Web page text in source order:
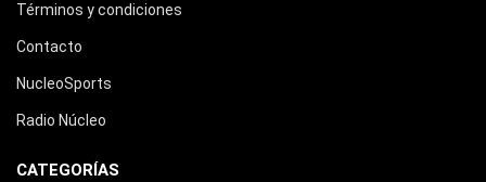
Términos y condiciones
Contacto
NucleoSports
Radio Núcleo
CATEGORÍAS